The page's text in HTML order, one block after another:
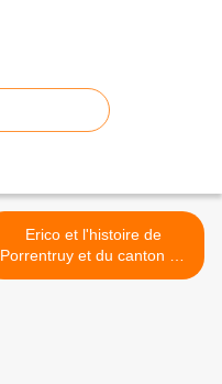
Erico et l'histoire de
Porrentruy et du canton du
Jura >